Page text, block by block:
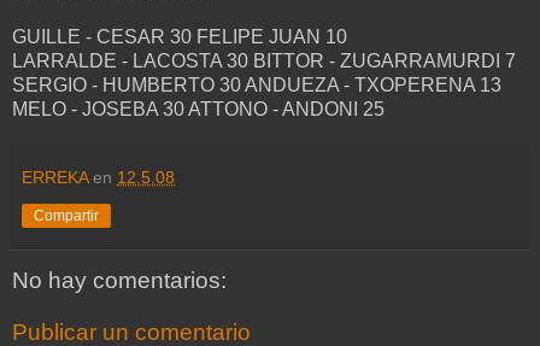
GUILLE - CESAR 30 FELIPE JUAN 10
LARRALDE - LACOSTA 30 BITTOR - ZUGARRAMURDI 7
SERGIO - HUMBERTO 30 ANDUEZA - TXOPERENA 13
MELO - JOSEBA 30 ATTONO - ANDONI 25
ERREKA en 12.5.08
Compartir
No hay comentarios:
Publicar un comentario